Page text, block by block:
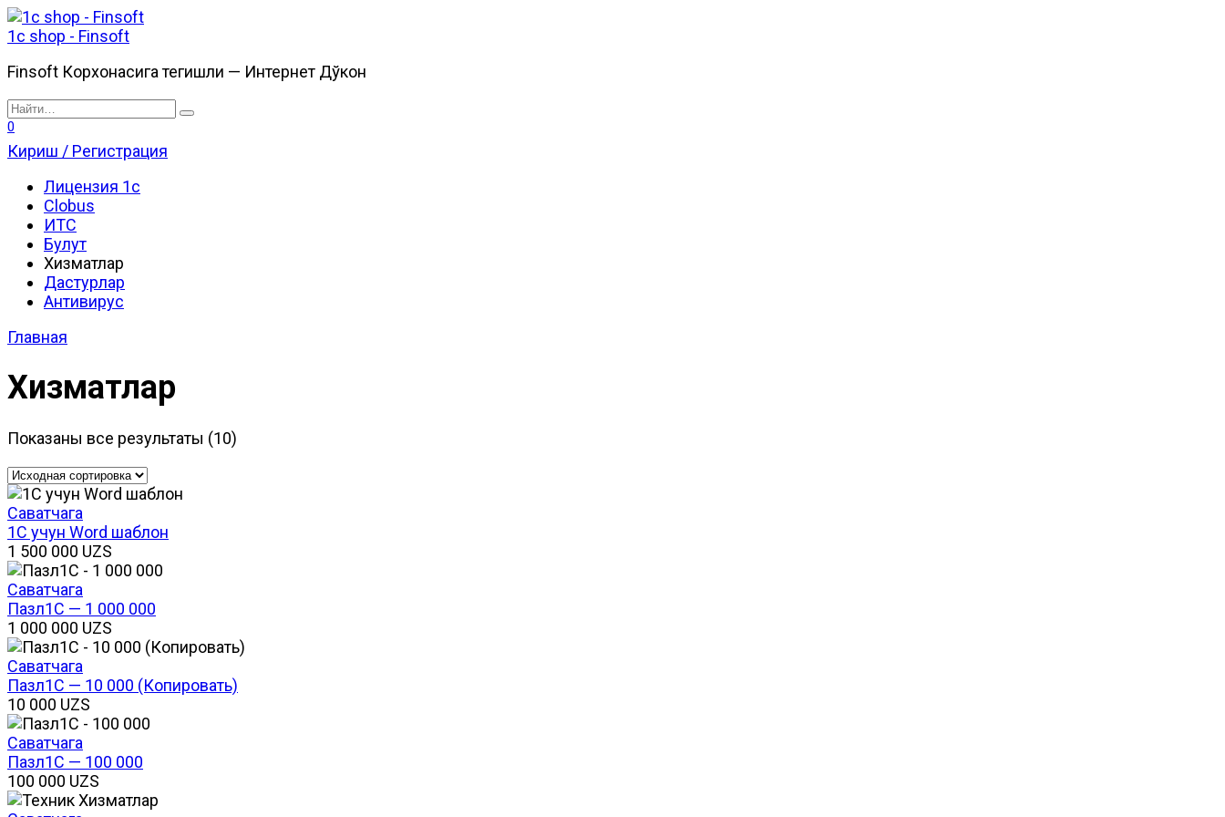
Перейти
к
1c shop - Finsoft
Finsoft Корхонасига тегишли — Интернет Дўкон
Search
for:
0
Кириш / Регистрация
Лицензия 1с
Clobus
ИТС
Булут
Хизматлар
Дастурлар
Антивирус
Главная
Хизматлар
Показаны все результаты (10)
Саватчага
1С учун Word шаблон
1 500 000 UZS
Саватчага
Пазл1С — 1 000 000
1 000 000 UZS
Саватчага
Пазл1С — 10 000 (Копировать)
10 000 UZS
Саватчага
Пазл1С — 100 000
100 000 UZS